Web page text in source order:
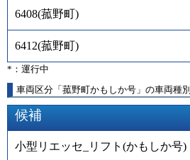
6408(菰野町)
6412(菰野町)
*：運行中
車両区分「菰野町かもしか号」の車両種別
候補
小型リエッセ_リフト(かもしか号)